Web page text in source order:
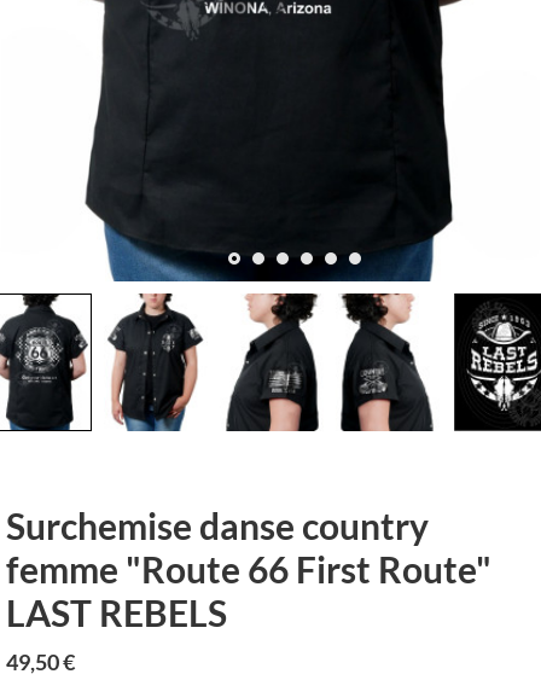
Surchemise danse country
femme "Route 66 First Route"
LAST REBELS
49,50 €